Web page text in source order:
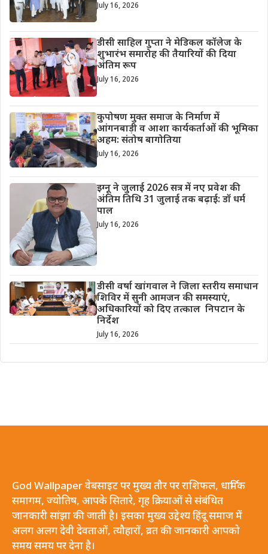
July 16, 2026
डीसी साहिल गुप्ता ने मेडिकल कॉलेज के
शुभारंभ समारोह की तैयारियों की दिया
अंतिम रूप
July 16, 2026
कुपोषण मुक्त समाज के निर्माण में
आंगनबाड़ी व आशा कार्यकर्ताओं की भूमिका
अहम: संतोष बागोतिया
July 16, 2026
इग्नू ने जुलाई 2026 सत्र में नए प्रवेश की
अंतिम तिथि 31 जुलाई तक बढ़ाई: डॉ धर्म
पाल
July 16, 2026
डीसी वर्षा खांगवाल ने जिला स्तरीय समाधान
शिविर में सुनी आमजन की समस्याएं,
अधिकारियों को दिए तत्काल निपटान के
निर्देश
July 16, 2026
God Wallpaper वेबसाइट पर मुख्य तौर पर राशिफल, धार्मिक
समागम, ज्योतिष, आपके सितारे, गृह क्रियाओं से संबंधित
जानकारी सांझा की जाती है। इसका मुख्य उद्देश्य हिंदू समाज में
अलग अलग देवी देवताओं, त्यौहारों, व्रत की जानकारी आपको
समय समय पर देना है।